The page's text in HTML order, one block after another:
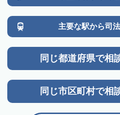
主要な駅から司
同じ都道府県で相
同じ市区町村で相